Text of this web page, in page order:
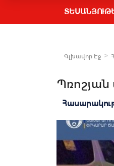
Գլխավոր Էջ
Պռոշյան